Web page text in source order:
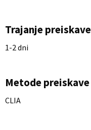
Trajanje preiskave
1-2 dni
Metode preiskave
CLIA